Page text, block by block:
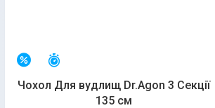
–7%
Чохол Для вудлищ Dr.Agon 3 Секції
135 см